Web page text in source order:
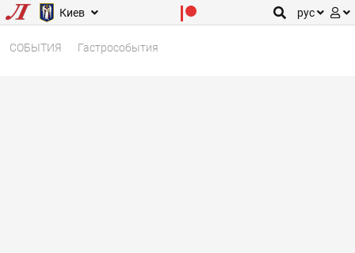
Киев рус
СОБЫТИЯ Гастрособытия